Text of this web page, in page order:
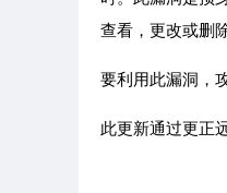
查看，更改或删
要利用此漏洞，
此更新通过更正